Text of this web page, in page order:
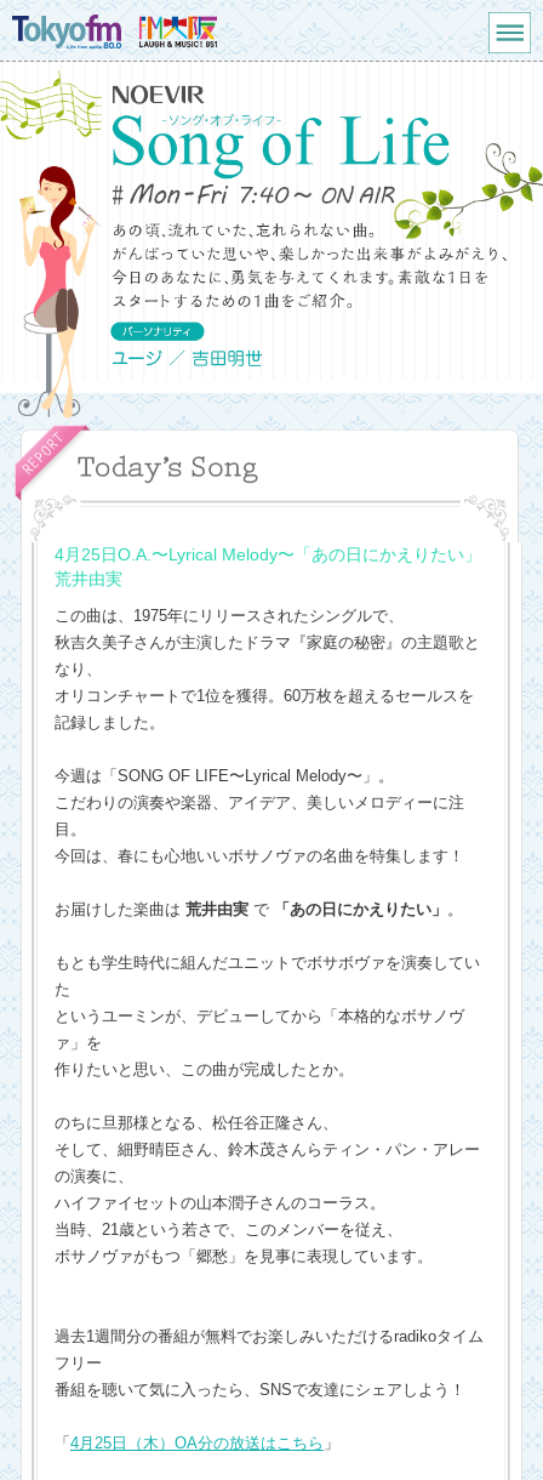
4月25日O.A.〜Lyrical Melody〜「あの日にかえりたい」
荒井由実
この曲は、1975年にリリースされたシングルで、
秋吉久美子さんが主演したドラマ『家庭の秘密』の主題歌と
なり、
オリコンチャートで1位を獲得。60万枚を超えるセールスを
記録しました。
今週は「SONG OF LIFE〜Lyrical Melody〜」。
こだわりの演奏や楽器、アイデア、美しいメロディーに注
目。
今回は、春にも心地いいボサノヴァの名曲を特集します！
お届けした楽曲は 荒井由実で 「あの日にかえりたい」 。
もとも学生時代に組んだユニットでボサボヴァを演奏してい
た
というユーミンが、デビューしてから「本格的なボサノヴ
ァ」を
作りたいと思い、この曲が完成したとか。
のちに旦那様となる、松任谷正隆さん、
そして、細野晴臣さん、鈴木茂さんらティン・パン・アレー
の演奏に、
ハイファイセットの山本潤子さんのコーラス。
当時、21歳という若さで、このメンバーを従え、
ボサノヴァがもつ「郷愁」を見事に表現しています。
過去1週間分の番組が無料でお楽しみいただけるradikoタイム
フリー
番組を聴いて気に入ったら、SNSで友達にシェアしよう！
「 4月25日（木）OA分の放送はこちら 」